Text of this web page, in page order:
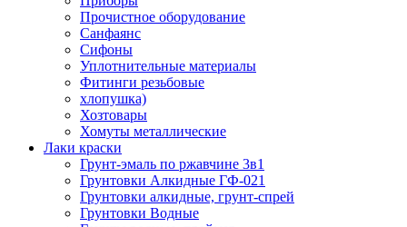
Прочистное оборудование
Санфаянс
Сифоны
Уплотнительные материалы
Фитинги резьбовые
хлопушка)
Хозтовары
Хомуты металлические
Лаки краски
Грунт-эмаль по ржавчине 3в1
Грунтовки Алкидные ГФ-021
Грунтовки алкидные, грунт-спрей
Грунтовки Водные